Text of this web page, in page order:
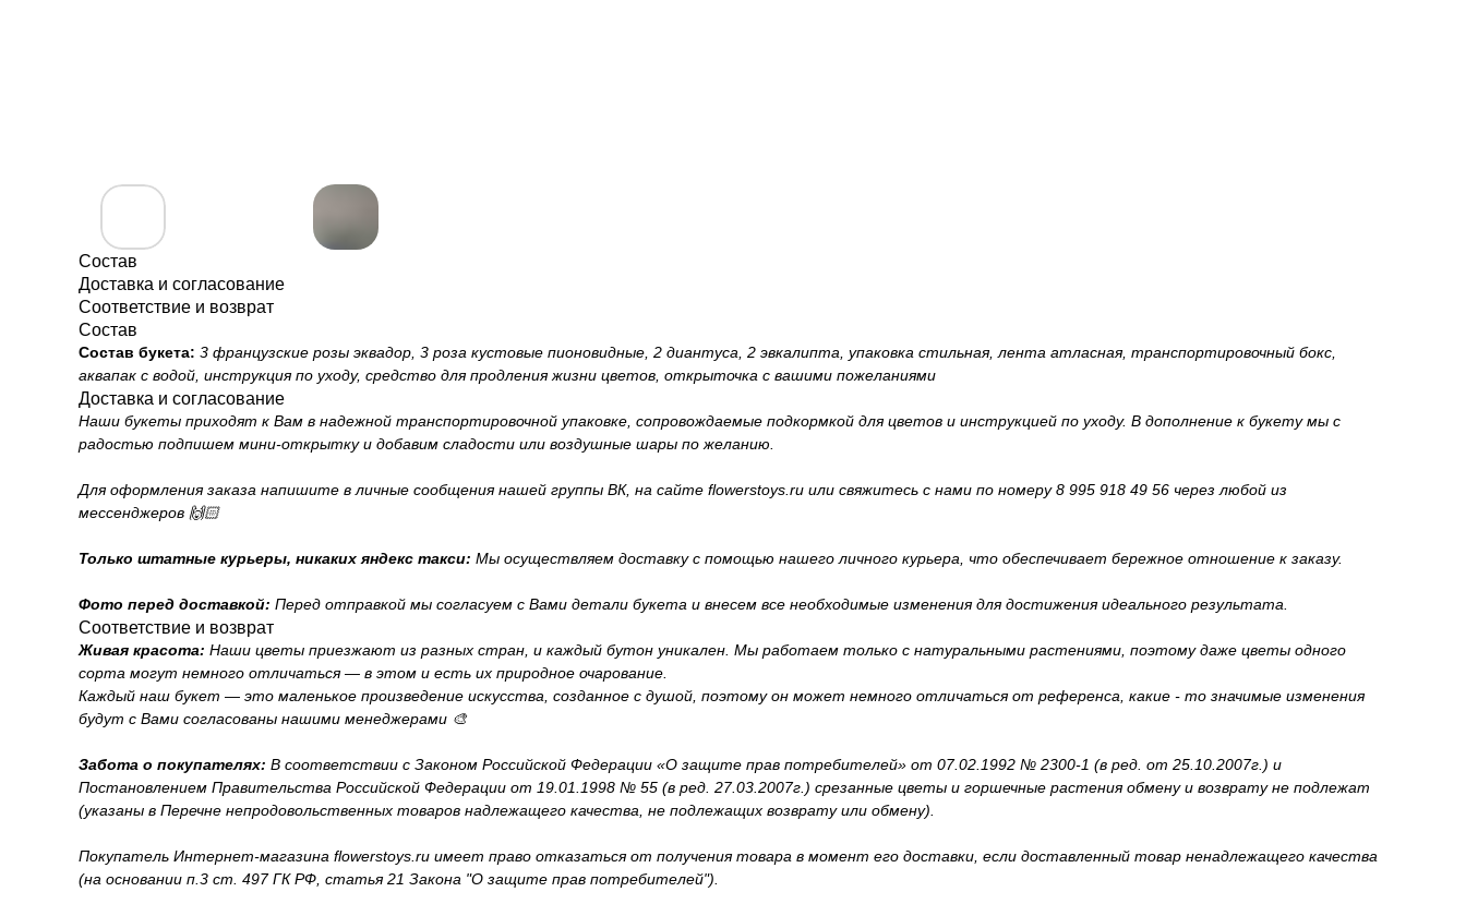
Состав
Доставка и согласование
Соответствие и возврат
Состав
Состав букета: 3 французские розы эквадор, 3 роза кустовые пионовидные, 2 диантуса, 2 эвкалипта, упаковка стильная, лента атласная, транспортировочный бокс,
аквапак с водой, инструкция по уходу, средство для продления жизни цветов, открыточка с вашими пожеланиями
Доставка и согласование
Наши букеты приходят к Вам в надежной транспортировочной упаковке, сопровождаемые подкормкой для цветов и инструкцией по уходу. В дополнение к букету мы с
радостью подпишем мини-открытку и добавим сладости или воздушные шары по желанию.
Для оформления заказа напишите в личные сообщения нашей группы ВК, на сайте flowerstoys.ru или свяжитесь с нами по номеру 8 995 918 49 56 через любой из
мессенджеров 🙌🏻
Только штатные курьеры, никаких яндекс такси: Мы осуществляем доставку с помощью нашего личного курьера, что обеспечивает бережное отношение к заказу.
Фото перед доставкой: Перед отправкой мы согласуем с Вами детали букета и внесем все необходимые изменения для достижения идеального результата.
Соответствие и возврат
Живая красота: Наши цветы приезжают из разных стран, и каждый бутон уникален. Мы работаем только с натуральными растениями, поэтому даже цветы одного
сорта могут немного отличаться — в этом и есть их природное очарование.
Каждый наш букет — это маленькое произведение искусства, созданное с душой, поэтому он может немного отличаться от референса, какие - то значимые изменения
будут с Вами согласованы нашими менеджерами 🎨
Забота о покупателях: В соответствии с Законом Российской Федерации «О защите прав потребителей» от 07.02.1992 № 2300-1 (в ред. от 25.10.2007г.) и
Постановлением Правительства Российской Федерации от 19.01.1998 № 55 (в ред. 27.03.2007г.) срезанные цветы и горшечные растения обмену и возврату не подлежат
(указаны в Перечне непродовольственных товаров надлежащего качества, не подлежащих возврату или обмену).
Покупатель Интернет-магазина flowerstoys.ru имеет право отказаться от получения товара в момент его доставки, если доставленный товар ненадлежащего качества
(на основании п.3 ст. 497 ГК РФ, статья 21 Закона "О защите прав потребителей").